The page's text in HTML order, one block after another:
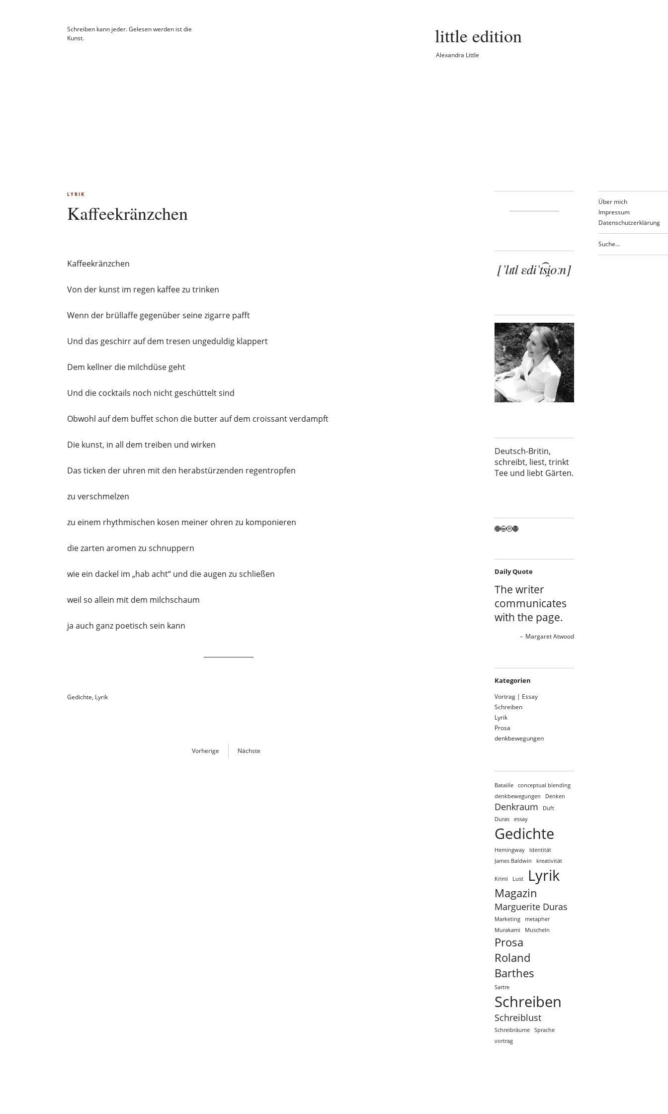
little edition
Alexandra Little
Über mich
Impressum
Datenschutzerklärung
Schreiben kann jeder. Gelesen werden ist die
Kunst.
LYRIK
Kaffeekränzchen
Kaffeekränzchen
Von der kunst im regen kaffee zu trinken
Wenn der brüllaffe gegenüber seine zigarre pafft
Und das geschirr auf dem tresen ungeduldig klappert
Dem kellner die milchdüse geht
Und die cocktails noch nicht geschüttelt sind
Obwohl auf dem buffet schon die butter auf dem croissant verdampft
Die kunst, in all dem treiben und wirken
Das ticken der uhren mit den herabstürzenden regentropfen
zu verschmelzen
zu einem rhythmischen kosen meiner ohren zu komponieren
die zarten aromen zu schnuppern
wie ein dackel im „hab acht“ und die augen zu schließen
weil so allein mit dem milchschaum
ja auch ganz poetisch sein kann
Gedichte, Lyrik
Vorherige Nächste
Deutsch-Britin,
schreibt, liest, trinkt
Tee und liebt Gärten.
Instagram
LinkedIn
Spotify
E-Mail
Daily Quote
The writer
communicates
with the page.
Margaret Atwood
Kategorien
Vortrag | Essay
Schreiben
Lyrik
Prosa
denkbewegungen
Bataille
conceptual blending
denkbewegungen
Denken
Denkraum
Duft
Duras
essay
Gedichte
Hemingway
Identität
James Baldwin
kreativität
Krimi Lust Lyrik
Magazin
Marguerite Duras
Marketing
metapher
Murakami
Muscheln
Prosa
Roland
Barthes
Sartre
Schreiben
Schreiblust
Schreibräume
Sprache
vortrag